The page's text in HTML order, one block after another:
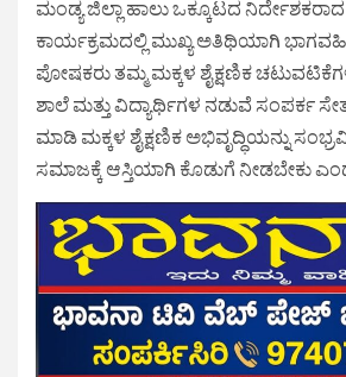
ಮಂಡ್ಯ ಜಿಲ್ಲಾ ಹಾಲು ಒಕ್ಕೂಟದ
ಕಾರ್ಯಕ್ರಮದಲ್ಲಿ ಮುಖ್ಯ ಅತಿಥಿಯಾಗಿ
ಪೋಷಕರು ತಮ್ಮ ಮಕ್ಕಳ ಶೈಕ್ಷಣಿಕ
ಶಾಲೆ ಮತ್ತು ವಿದ್ಯಾರ್ಥಿಗಳ ನಡುವೆ ಸಂಪರ್ಕ
ಮಾಡಿ ಮಕ್ಕಳ ಶೈಕ್ಷಣಿಕ ಅಭಿವೃದ್ಧಿಯನ್ನು
ಸಮಾಜಕ್ಕೆ ಆಸ್ತಿಯಾಗಿ ಕೊಡುಗೆ ನೀಡಬೇಕು